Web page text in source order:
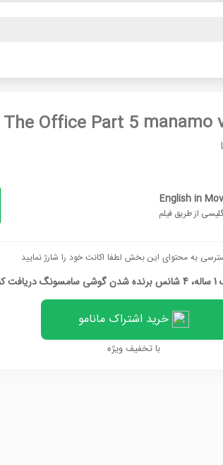
English in
از طریق فیلم
به محتوای این بخش لطفا اکانت خود را شارژ نمایید
با تخفیف ویژه